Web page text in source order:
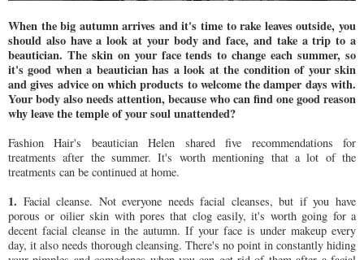
When the big autumn arrives and it's time to rake leaves outside, you
should also have a look at your body and face, and take a trip to a
beautician. The skin on your face tends to change each summer, so
it's good when a beautician has a look at the condition of your skin
and gives advice on which products to welcome the damper days with.
Your body also needs attention, because who can find one good reason
why leave the temple of your soul unattended?
Fashion Hair's beautician Helen shared five recommendations for
treatments after the summer. It's worth mentioning that a lot of the
treatments can be continued at home.
1. Facial cleanse. Not everyone needs facial cleanses, but if you have
porous or oilier skin with pores that clog easily, it's worth going for a
decent facial cleanse in the autumn. If your face is under makeup every
day, it also needs thorough cleansing. There's no point in constantly hiding